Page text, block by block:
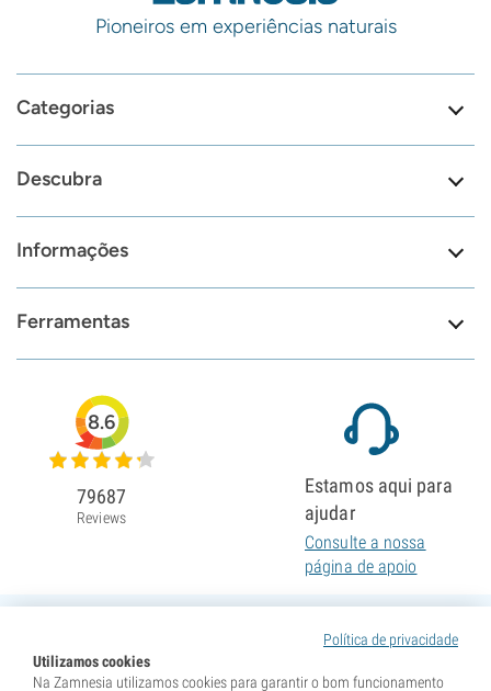
Pioneiros em experiências naturais
Categorias
Descubra
Informações
Ferramentas
Política de privacidade
Utilizamos cookies
Na Zamnesia utilizamos cookies para garantir o bom funcionamento
8.6
79687
Reviews
Estamos aqui para
ajudar
Consulte a nossa
página de apoio